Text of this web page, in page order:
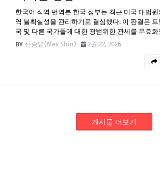
한국어 직역 번역본 한국 정부는 최근 미국 대법
역 불확실성을 관리하기로 결심했다. 이 판결은
국 및 다른 국가들에 대한 광범위한 관세를 무효
신승엽(Alex Shin)
2월 22, 2026
게시물 더보기